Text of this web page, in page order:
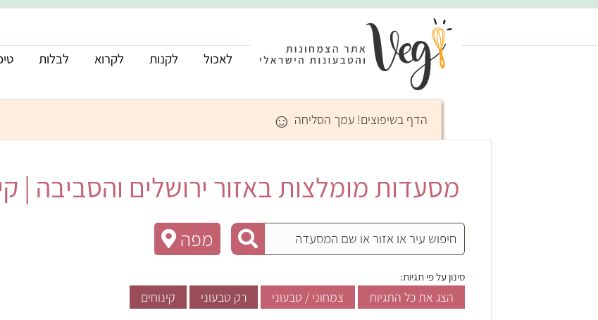
לאכול לקנות לקרוא לבלות
הדף בשיפוצים! עמך הסליחה ☺
מסעדות מומלצות באזור ירושלים והסביבה |
מפה
סינון על פי תגיות:
הצג את כל התגיות צמחוני / טבעוני רק טבעוני קינוחים